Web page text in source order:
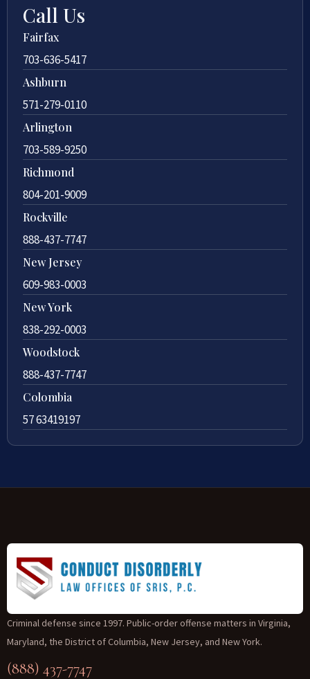
Call Us
Fairfax
703-636-5417
Ashburn
571-279-0110
Arlington
703-589-9250
Richmond
804-201-9009
Rockville
888-437-7747
New Jersey
609-983-0003
New York
838-292-0003
Woodstock
888-437-7747
Colombia
57 63419197
Criminal defense since 1997. Public-order offense matters in Virginia,
Maryland, the District of Columbia, New Jersey, and New York.
(888) 437-7747